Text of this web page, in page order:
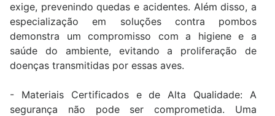
exige, prevenindo quedas e acidentes. Além disso, a
especialização em soluções contra pombos
demonstra um compromisso com a higiene e a
saúde do ambiente, evitando a proliferação de
doenças transmitidas por essas aves.
- Materiais Certificados e de Alta Qualidade: A
segurança não pode ser comprometida. Uma